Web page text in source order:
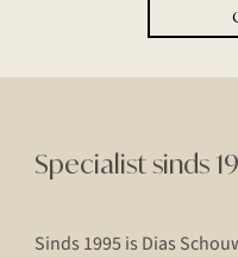
Specialist sinds
Sinds 1995 is Dias